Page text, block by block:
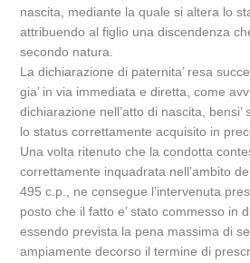
nascita, mediante la quale si altera lo
attribuendo al figlio una discendenza
secondo natura.
La dichiarazione di paternita’ resa
gia’ in via immediata e diretta, come
dichiarazione nell’atto di nascita,
lo status correttamente acquisito in
Una volta ritenuto che la condotta
correttamente inquadrata nell’ambito
495 c.p., ne consegue l’intervenuta
posto che il fatto e’ stato commesso in
essendo prevista la pena massima di
ampiamente decorso il termine di